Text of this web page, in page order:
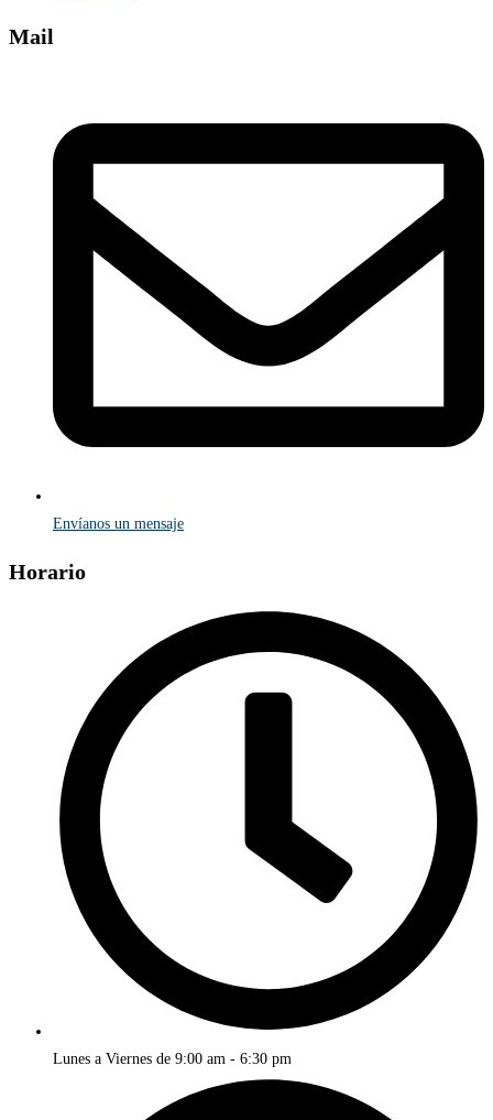
Mail
Envíanos un mensaje
Horario
Lunes a Viernes de 9:00 am - 6:30 pm